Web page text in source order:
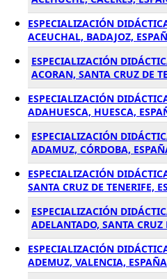
ESPECIALIZACIÓN
ACEUCHAL, BADAJOZ,
ESPECIALIZACIÓN
ACORAN, SANTA CRUZ DE
ESPECIALIZACIÓN
ADAHUESCA, HUESCA,
ESPECIALIZACIÓN
ADAMUZ, CÓRDOBA,
ESPECIALIZACIÓN
SANTA CRUZ DE TENERIFE,
ESPECIALIZACIÓN
ADELANTADO, SANTA CRUZ
ESPECIALIZACIÓN
ADEMUZ, VALENCIA, ESPAÑA